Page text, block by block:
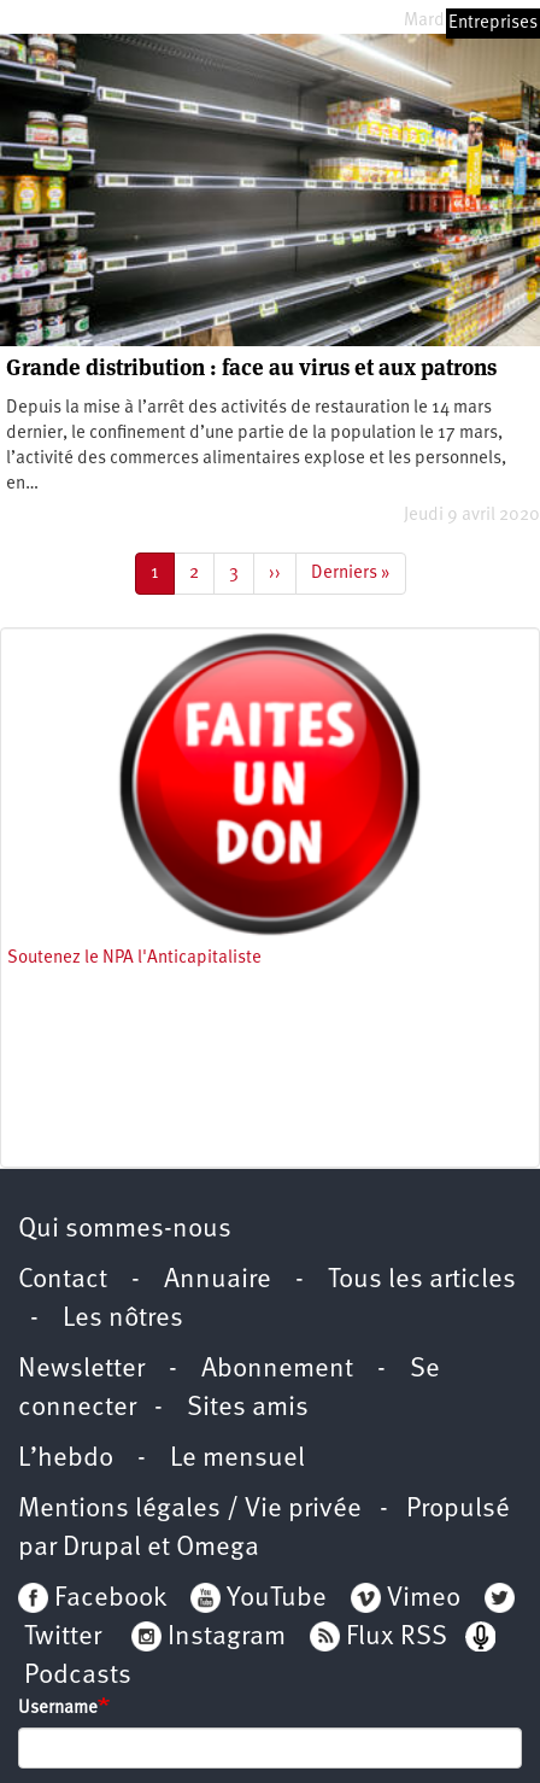
Mardi 5 mai 2020
Entreprises
Grande distribution : face au virus et aux patrons
Depuis la mise à l’arrêt des activités de restauration le 14 mars
dernier, le confinement d’une partie de la population le 17 mars,
l’activité des commerces alimentaires explose et les personnels,
en…
Jeudi 9 avril 2020
Page
courante
1 Page
2 Page
3
Page
suivante
››
Dernière
page
Derniers »
Soutenez le NPA l'Anticapitaliste
Qui sommes-nous
Contact - Annuaire -
Tous les articles
-
Les nôtres
Newsletter- Abonnement - Se
connecter- Sites amis
L’hebdo -
Le mensuel
Mentions légales / Vie privée - Propulsé
par Drupal et Omega
Facebook
YouTube
Vimeo
Twitter
Instagram
Flux RSS
Podcasts
Username